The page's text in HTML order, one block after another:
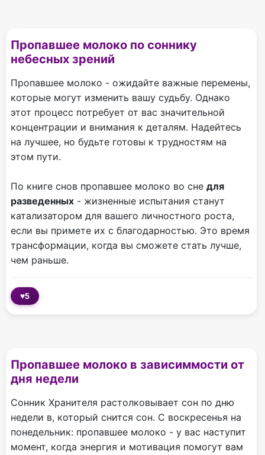
Пропавшее молоко по соннику
небесных зрений
Пропавшее молоко - ожидайте важные перемены,
которые могут изменить вашу судьбу. Однако
этот процесс потребует от вас значительной
концентрации и внимания к деталям. Надейтесь
на лучшее, но будьте готовы к трудностям на
этом пути.
По книге снов пропавшее молоко во сне для
разведенных - жизненные испытания станут
катализатором для вашего личностного роста,
если вы примете их с благодарностью. Это время
трансформации, когда вы сможете стать лучше,
чем раньше.
♥5
Пропавшее молоко в зависиммости от
дня недели
Сонник Хранителя растолковывает сон по дню
недели в, который снится сон. С воскресенья на
понедельник: пропавшее молоко - у вас наступит
момент, когда энергия и мотивация помогут вам